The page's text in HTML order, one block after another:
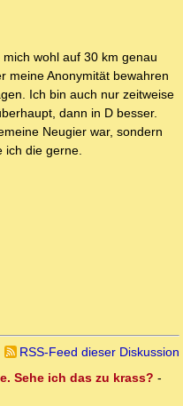
wohl auf 30 km genau
meine Anonymität bewahren
Ich bin auch nur zeitweise
dann in D besser.
Neugier war, sondern
ich die gerne.
RSS-Feed dieser Diskussion
Sehe ich das zu krass? -